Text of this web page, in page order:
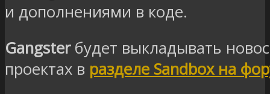
и дополнениями в коде.
Gangsterбудет выкладывать
проектах в разделе Sandbox на